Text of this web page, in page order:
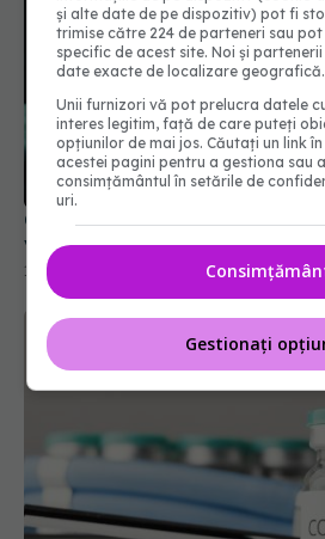
COVID, impact asupra
vindecare
18 dec 2025, 20:59
FDA aprobă vaccinul
pentru unii. Cine poate
și alte date de pe dispozitiv) pot fi
trimise către 224 de parteneri sau
specific de acest site. Noi și
date exacte de localizare
Unii furnizori vă pot prelucra datele
interes legitim, față de care puteți
opțiunilor de mai jos. Căutați un link
acestei pagini pentru a gestiona sau
consimțământul în setările de
uri.
Gestionați